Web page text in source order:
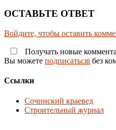
ОСТАВЬТЕ ОТВЕТ
Войдите, чтобы оставить
Получать новые
Вы можете подписатьсяi без
Ссылки
Сочинский краевед
Строительный журнал